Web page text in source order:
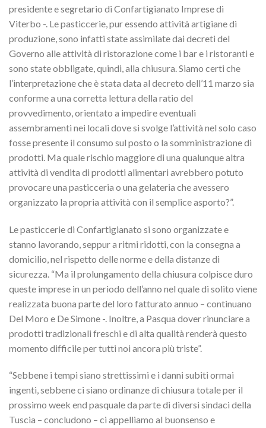
presidente e segretario di Confartigianato Imprese di
Viterbo -. Le pasticcerie, pur essendo attività artigiane di
produzione, sono infatti state assimilate dai decreti del
Governo alle attività di ristorazione come i bar e i ristoranti e
sono state obbligate, quindi, alla chiusura. Siamo certi che
l’interpretazione che è stata data al decreto dell’11 marzo sia
conforme a una corretta lettura della ratio del
provvedimento, orientato a impedire eventuali
assembramenti nei locali dove si svolge l’attività nel solo caso
fosse presente il consumo sul posto o la somministrazione di
prodotti. Ma quale rischio maggiore di una qualunque altra
attività di vendita di prodotti alimentari avrebbero potuto
provocare una pasticceria o una gelateria che avessero
organizzato la propria attività con il semplice asporto?”.
Le pasticcerie di Confartigianato si sono organizzate e
stanno lavorando, seppur a ritmi ridotti, con la consegna a
domicilio, nel rispetto delle norme e della distanze di
sicurezza. “Ma il prolungamento della chiusura colpisce duro
queste imprese in un periodo dell’anno nel quale di solito viene
realizzata buona parte del loro fatturato annuo – continuano
Del Moro e De Simone -. Inoltre, a Pasqua dover rinunciare a
prodotti tradizionali freschi e di alta qualità renderà questo
momento difficile per tutti noi ancora più triste”.
“Sebbene i tempi siano strettissimi e i danni subiti ormai
ingenti, sebbene ci siano ordinanze di chiusura totale per il
prossimo week end pasquale da parte di diversi sindaci della
Tuscia – concludono – ci appelliamo al buonsenso e